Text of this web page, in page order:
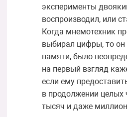
эксперименты
воспроизводил, или
Когда мнемотехник
выбирал цифры, то он
памяти, было
на первый взгляд
если ему
в продолжении целых
тысяч и даже